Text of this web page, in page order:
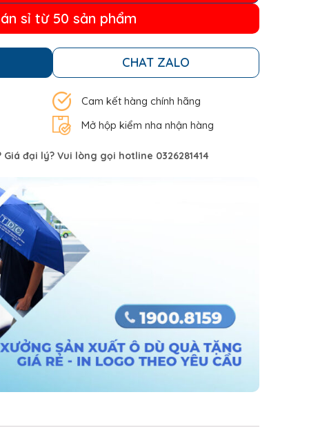
sỉ từ 50 sản phẩm
CHAT ZALO
Cam kết hàng chính hãng
Mở hộp kiểm nha nhận hàng
đại lý? Vui lòng gọi hotline 0326281414